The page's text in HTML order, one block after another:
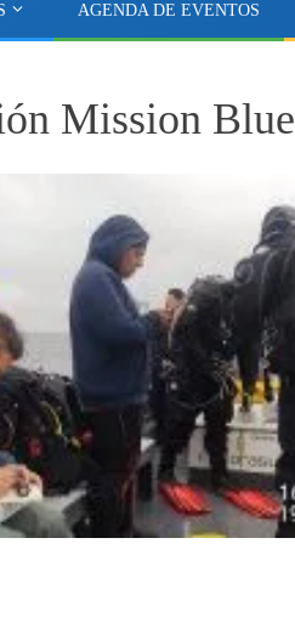
AGENDA DE EVENTOS
Mission Blue